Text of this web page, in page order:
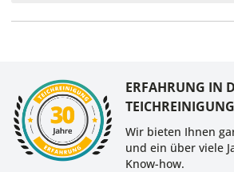
ERFAHRUNG IN
TEICHREINIGUNG
Wir bieten Ihnen
und ein über viele
Know-how.